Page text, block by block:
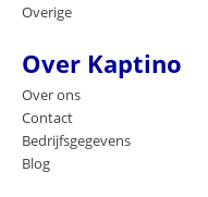
Overige
Over Kaptino
Over ons
Contact
Bedrijfsgegevens
Blog